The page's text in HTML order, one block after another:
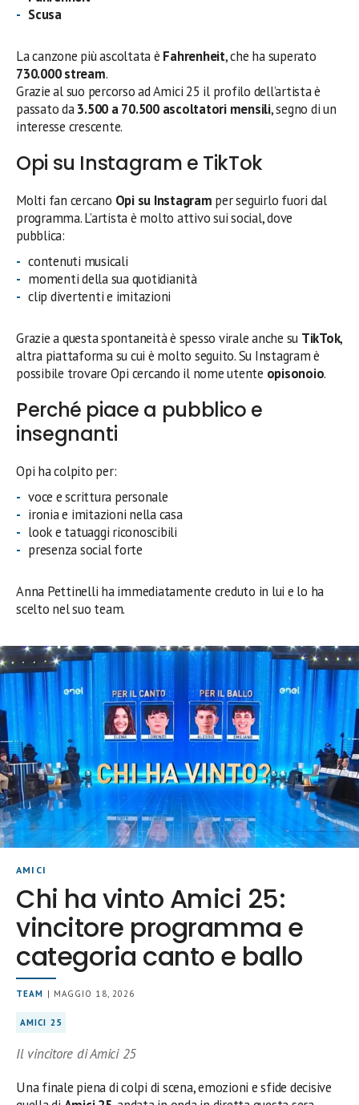
Scusa
La canzone più ascoltata è Fahrenheit, che ha superato
730.000 stream.
Grazie al suo percorso ad Amici 25 il profilo dell’artista è
passato da3.500 a 70.500 ascoltatori mensili, segno di un
interesse crescente.
Opi su Instagram e TikTok
Molti fan cercano Opi su Instagram per seguirlo fuori dal
programma. L’artista è molto attivo sui social, dove
pubblica:
contenuti musicali
momenti della sua quotidianità
clip divertenti e imitazioni
Grazie a questa spontaneità è spesso virale anche su TikTok,
altra piattaforma su cui è molto seguito. Su Instagram è
possibile trovare Opi cercando il nome utente opisonoio.
Perché piace a pubblico e
insegnanti
Opi ha colpito per:
voce e scrittura personale
ironia e imitazioni nella casa
look e tatuaggi riconoscibili
presenza social forte
Anna Pettinelli ha immediatamente creduto in lui e lo ha
scelto nel suo team.
AMICI
Chi ha vinto Amici 25:
vincitore programma e
categoria canto e ballo
TEAM | MAGGIO 18, 2026
AMICI 25
Il vincitore di Amici 25
Una finale piena di colpi di scena, emozioni e sfide decisive